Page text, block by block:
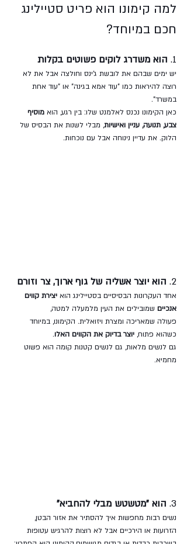
למה קימונו הוא פריט סטיילינג
חכם במיוחד?
1. הוא משדרג לוקים פשוטים בקלות
יש ימים שבהם את לובשת ג'ינס וחולצה אבל את לא
רוצה להיראות כמו "עוד אמא בגינה" או "עוד אחת
במשרד".
כאן הקימונו נכנס לאלמנט שלו: בין רגע, הוא מוסיף
צבע, תנועה, עניין ואישיות, מבלי לשנות את הבסיס של
הלוק. את עדיין נינוחה אבל עם נוכחות.
2. הוא יוצר אשליה של גוף ארוך, צר וזורם
אחד העקרונות הבסיסיים בסטיילינג הוא יצירת קווים
אנכיים שמובילים את העין מלמעלה למטה,
פעולה שמאריכה ומצרת ויזואלית. הקימונו, במיוחד
כשהוא פתוח, יוצר בדיוק את הקווים האלו.
גם לנשים מלאות, גם לנשים קטנות קומה הוא פשוט
מחמיא.
3. הוא "מטשטש מבלי להחביא"
נשים רבות מחפשות איך להסתיר את אזור הבטן,
הזרועות או הירכיים אבל לא רוצות להרגיש עטופות